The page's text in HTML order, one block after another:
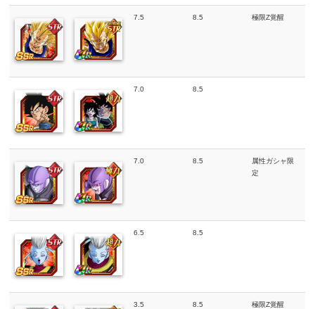
7.5 8.5 極限Z覚醒
7.0 8.5
7.0 8.5
属性ガシャ限
定
6.5 8.5
3.5 8.5 極限Z覚醒